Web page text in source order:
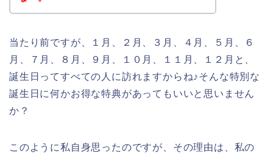
当たり前ですが、１月、２月、３月、４月、５月、６
月、７月、８月、９月、１０月、１１月、１２月と、
誕生日ってすべての人に訪れますからね♪そんな特別な
誕生日に何かお得な特典があってもいいと思いません
か？
このように私自身思ったのですが、その理由は、私の